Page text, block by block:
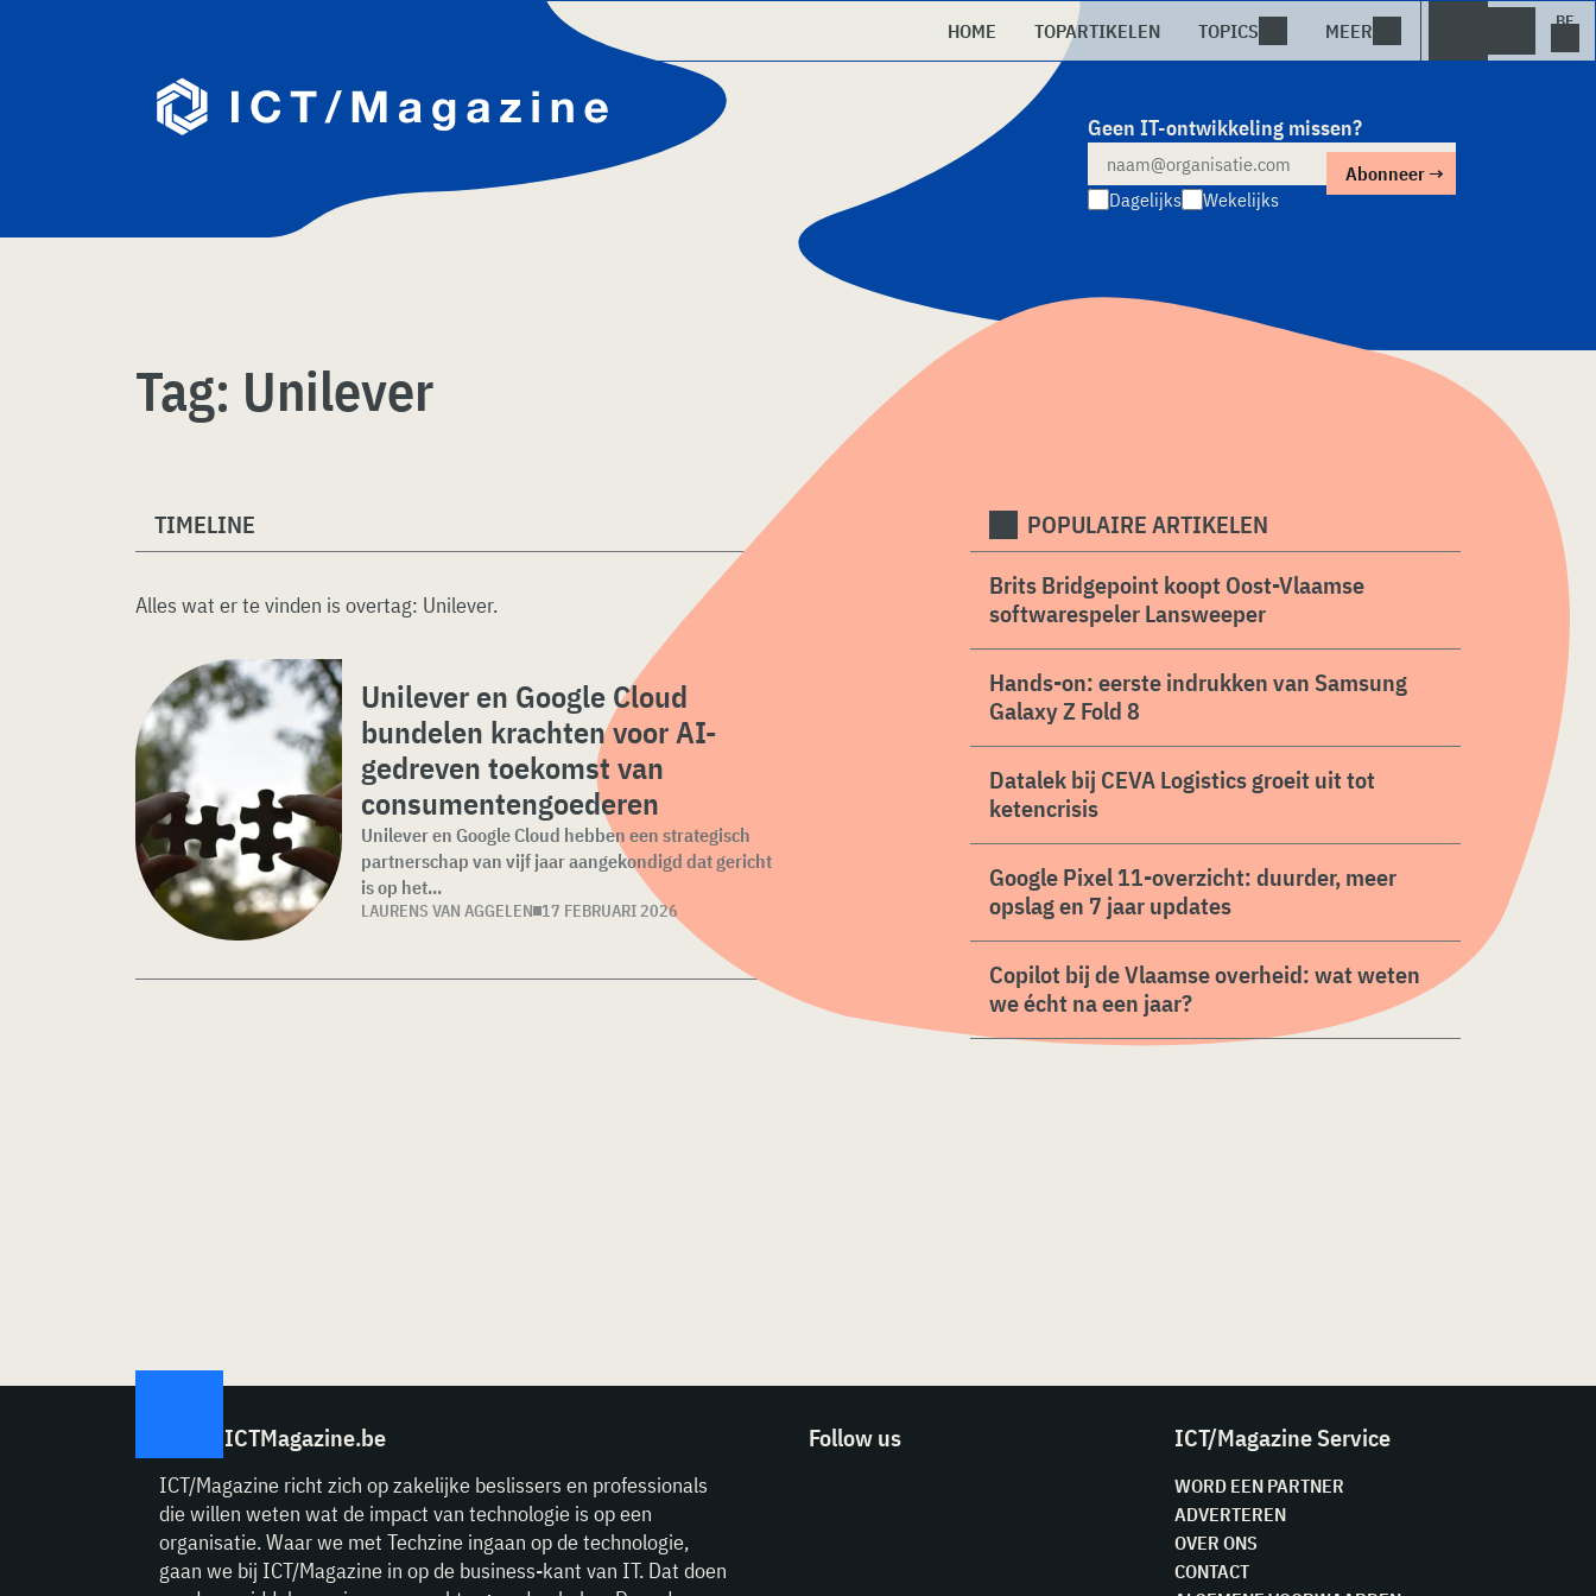
HOME TOPARTIKELEN TOPICS MEER
Geen IT-ontwikkeling missen?
Dagelijks Wekelijks
Tag: Unilever
TIMELINE
Alles wat er te vinden is overtag: Unilever.
Unilever en Google Cloud
bundelen krachten voor AI-
gedreven toekomst van
consumentengoederen
Unilever en Google Cloud hebben een strategisch
partnerschap van vijf jaar aangekondigd dat gericht
is op het...
LAURENS VAN AGGELEN 17 FEBRUARI 2026
POPULAIRE ARTIKELEN
Brits Bridgepoint koopt Oost-Vlaamse
softwarespeler Lansweeper
Hands-on: eerste indrukken van Samsung
Galaxy Z Fold 8
Datalek bij CEVA Logistics groeit uit tot
ketencrisis
Google Pixel 11-overzicht: duurder, meer
opslag en 7 jaar updates
Copilot bij de Vlaamse overheid: wat weten
we écht na een jaar?
ICTMagazine.be
ICT/Magazine richt zich op zakelijke beslissers en professionals
die willen weten wat de impact van technologie is op een
organisatie. Waar we met Techzine ingaan op de technologie,
gaan we bij ICT/Magazine in op de business-kant van IT. Dat doen
Follow us ICT/Magazine Service
WORD EEN PARTNER
ADVERTEREN
OVER ONS
CONTACT